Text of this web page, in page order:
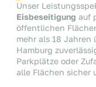
Unser
Eisbeseitigung auf
öffentlichen
mehr als 18 Jahren
Hamburg
Parkplätze oder
alle Flächen sicher